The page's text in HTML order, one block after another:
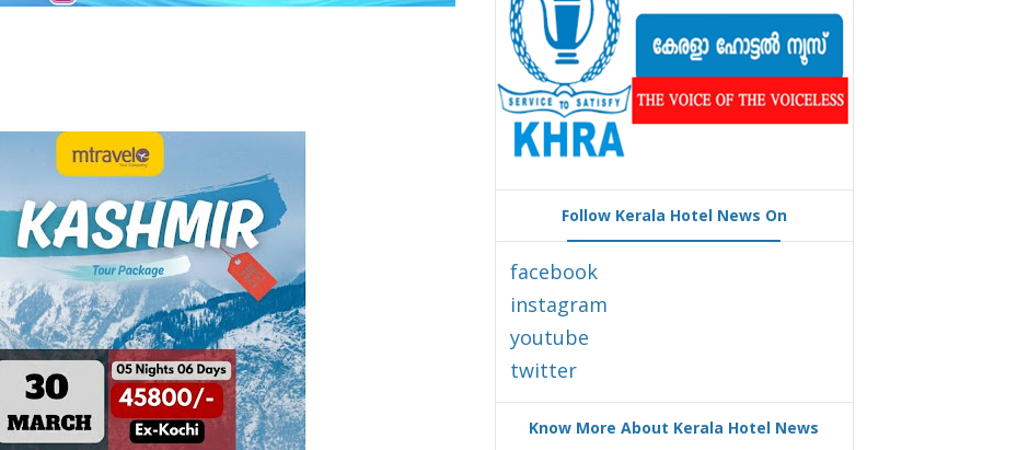
Follow Kerala Hotel News On
facebook
instagram
youtube
twitter
Know More About Kerala Hotel News